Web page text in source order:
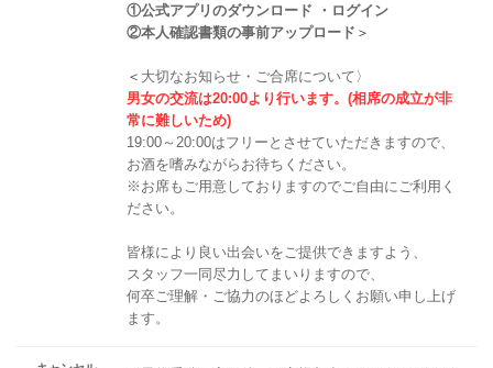
①公式アプリのダウンロード ・ログイン
②本人確認書類の事前アップロード ＞
＜ 大切なお知らせ・ご合席について〉
男女の交流は20:00より行います。(相席の成立が非
常に難しいため)
19:00～20:00はフリーとさせていただきますので、
お酒を嗜みながらお待ちください。
※お席もご用意しておりますのでご自由にご利用く
ださい。
皆様により良い出会いをご提供できますよう、
スタッフ一同尽力してまいりますので、
何卒ご理解・ご協力のほどよろしくお願い申し上げ
ます。